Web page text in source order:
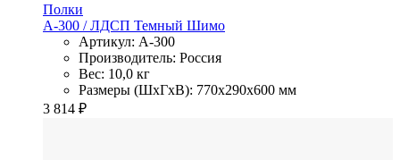
Полки
А-300 / ЛДСП Темный Шимо
Артикул: А-300
Производитель: Россия
Вес: 10,0 кг
Размеры (ШхГхВ): 770x290x600 мм
3 814 ₽